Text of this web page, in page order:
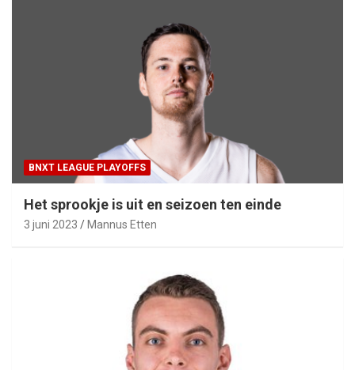
BNXT LEAGUE PLAYOFFS
Het sprookje is uit en seizoen ten einde
3 juni 2023 Mannus Etten